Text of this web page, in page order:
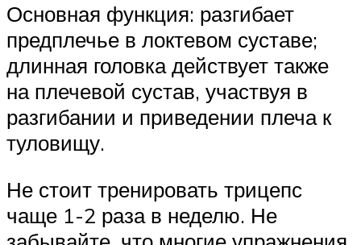
Основная функция: разгибает
предплечье в локтевом суставе;
длинная головка действует также
на плечевой сустав, участвуя в
разгибании и приведении плеча к
туловищу.
Не стоит тренировать трицепс
чаще 1-2 раза в неделю. Не